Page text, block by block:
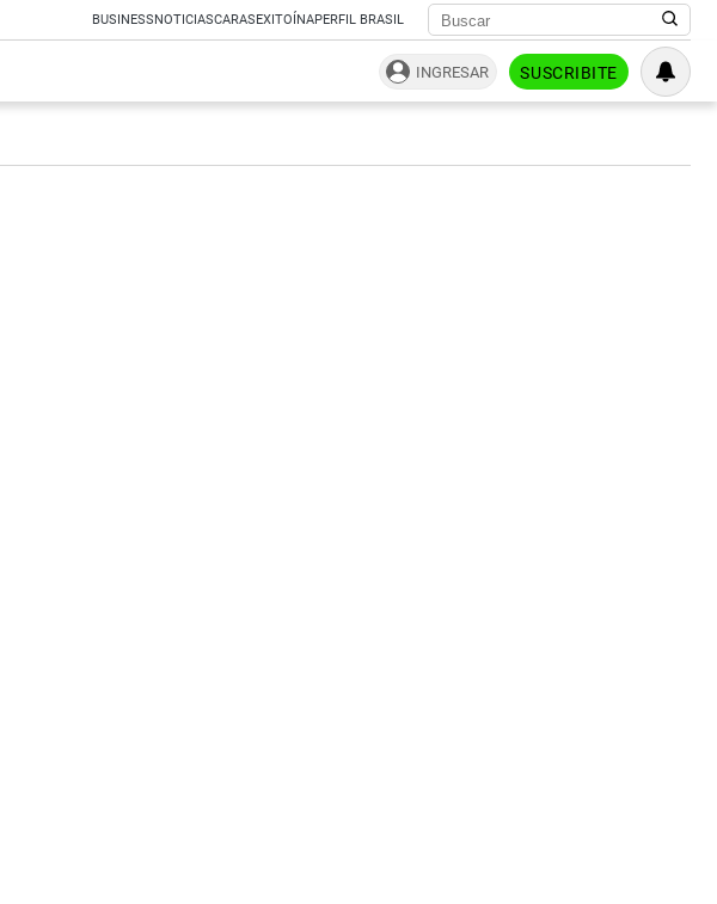
BUSINESSNOTICIASCARASEXITOÍNAPERFIL BRASIL
INGRESAR SUSCRIBITE